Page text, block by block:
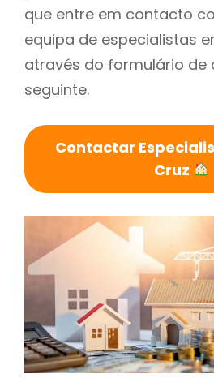
que entre em contacto
equipa de especialistas
através do formulário de
seguinte.
Contactar
Cruz